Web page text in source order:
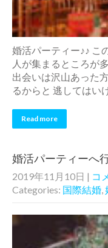
婚活パーティー♪♪ こ
人が集まるところが
出会いは沢山あった
るからと 逃してはい
Read more
婚活パーティーへ
2019年11月10日 | コ
Categories: 国際結婚,